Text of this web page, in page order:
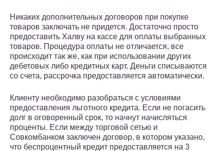
Никаких дополнительных договоров при покупке
товаров заключать не придется. Достаточно просто
предоставить Халву на кассе для оплаты выбранных
товаров. Процедура оплаты не отличается, все
происходит так же, как при использовании других
дебетовых либо кредитных карт. Деньги списываются
со счета, рассрочка предоставляется автоматически.
Клиенту необходимо разобраться с условиями
предоставления льготного кредита. Если не погасить
долг в оговоренный срок, то начнут начисляться
проценты. Если между торговой сетью и
Совкомбанком заключен договор, в котором указано,
что беспроцентный кредит предоставляется на 3